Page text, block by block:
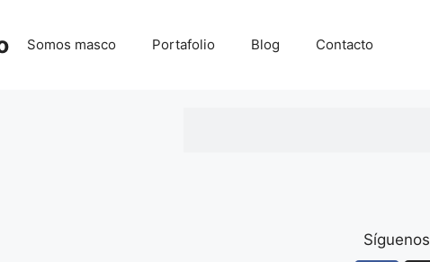
Somos masco Portafolio Blog Contacto
Síguenos